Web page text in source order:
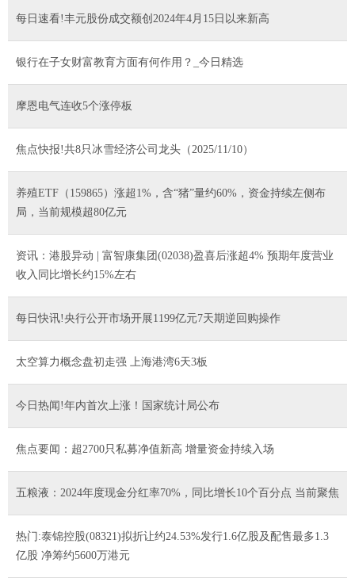
每日速看!丰元股份成交额创2024年4月15日以来新高
银行在子女财富教育方面有何作用？_今日精选
摩恩电气连收5个涨停板
焦点快报!共8只冰雪经济公司龙头（2025/11/10）
养殖ETF（159865）涨超1%，含“猪”量约60%，资金持续左侧布
局，当前规模超80亿元
资讯：港股异动 | 富智康集团(02038)盈喜后涨超4% 预期年度营业
收入同比增长约15%左右
每日快讯!央行公开市场开展1199亿元7天期逆回购操作
太空算力概念盘初走强 上海港湾6天3板
今日热闻!年内首次上涨！国家统计局公布
焦点要闻：超2700只私募净值新高 增量资金持续入场
五粮液：2024年度现金分红率70%，同比增长10个百分点 当前聚焦
热门:泰锦控股(08321)拟折让约24.53%发行1.6亿股及配售最多1.3
亿股 净筹约5600万港元